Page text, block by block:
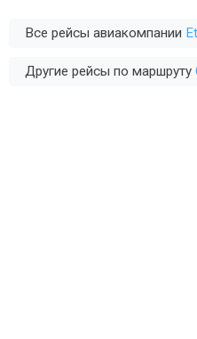
Все рейсы авиакомпании
Другие рейсы по маршруту